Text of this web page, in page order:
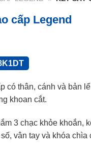
cấp Legend
có thân, cánh và bản
khoan cắt.
3 chạc khỏe khoắn,
vân tay và khóa chìa